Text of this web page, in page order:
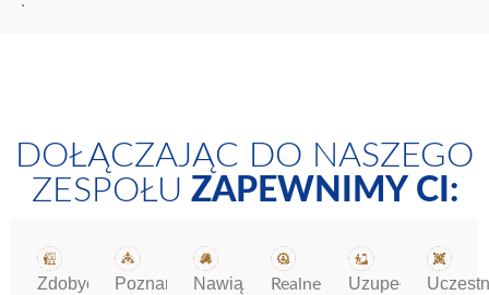
DOŁĄCZAJĄC DO NASZEGO
ZESPOŁU ZAPEWNIMY CI:
Zdobycie
Poznanie
NawiązanieRealne
Uzupełnienie